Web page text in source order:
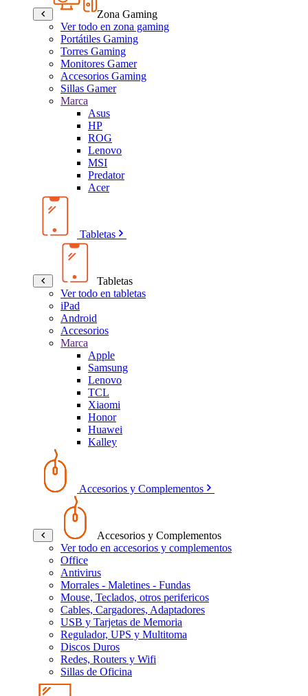
Zona Gaming
Ver todo en zona gaming
Portátiles Gaming
Torres Gaming
Monitores Gamer
Accesorios Gaming
Sillas Gamer
Marca
Asus
HP
ROG
Lenovo
MSI
Predator
Acer
Tabletas
Tabletas
Ver todo en tabletas
iPad
Android
Accesorios
Marca
Apple
Samsung
Lenovo
TCL
Xiaomi
Honor
Huawei
Kalley
Accesorios y Complementos
Accesorios y Complementos
Ver todo en accesorios y complementos
Office
Antivirus
Morrales - Maletines - Fundas
Mouse, Teclados, otros perifericos
Cables, Cargadores, Adaptadores
USB y Tarjetas de Memoria
Regulador, UPS y Multitoma
Discos Duros
Redes, Routers y Wifi
Sillas de Oficina